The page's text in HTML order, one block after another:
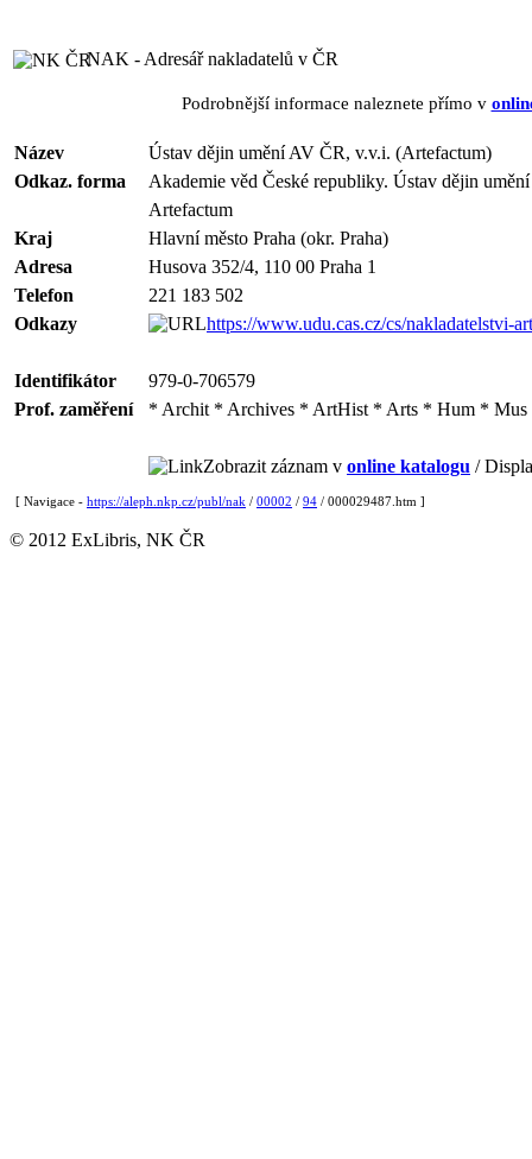
NAK - Adresář nakladatelů v ČR
Podrobnější informace naleznete přímo v
Název
Ústav dějin umění AV ČR, v.v.i. (Artefactum)
Odkaz. forma
Akademie věd České republiky. Ústav dějin umění
Artefactum
Kraj
Hlavní město Praha (okr. Praha)
Adresa
Husova 352/4, 110 00 Praha 1
Telefon
221 183 502
Odkazy
https://www.udu.cas.cz/cs/nakladatelstvi-
Identifikátor
979-0-706579
Prof. zaměření
* Archit * Archives * ArtHist * Arts * Hum * Mus
Zobrazit záznam v online katalogu /
[ Navigace - https://aleph.nkp.cz/publ/nak / 00002 / 94 / 000029487.htm ]
© 2012 ExLibris, NK ČR